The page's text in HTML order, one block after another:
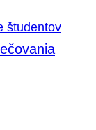
študentov